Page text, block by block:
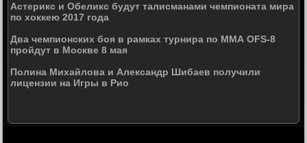
Астерикс и Обеликс будут талисманами чемпионата мира
по хоккею 2017 года
Два чемпионских боя в рамках турнира по ММА OFS-8
пройдут в Москве 8 мая
Полина Михайлова и Александр Шибаев получили
лицензии на Игры в Рио